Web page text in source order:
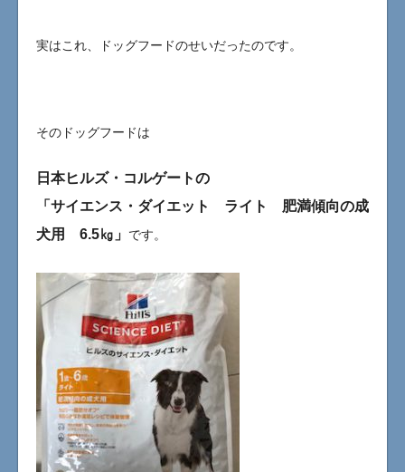
実はこれ、ドッグフードのせいだったのです。
そのドッグフードは
日本ヒルズ・コルゲートの
「サイエンス・ダイエット ライト 肥満傾向の成
犬用 6.5㎏」 です。